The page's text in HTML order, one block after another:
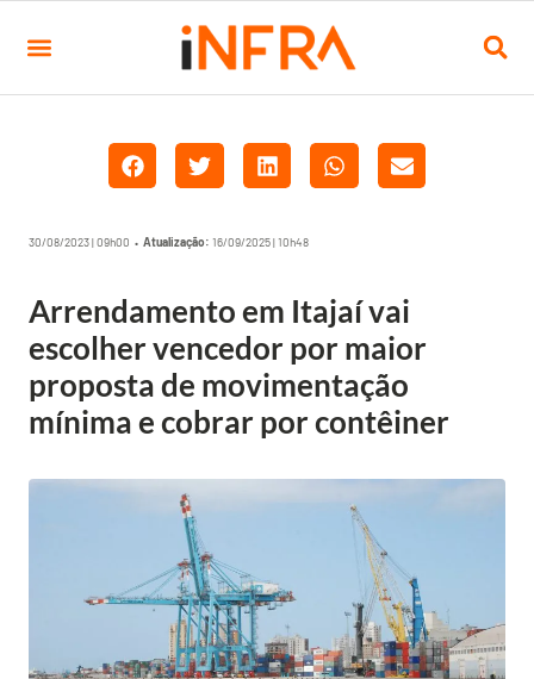
30/08/2023 | 09h00 • Atualização: 16/09/2025 | 10h48
Arrendamento em Itajaí vai
escolher vencedor por maior
proposta de movimentação
mínima e cobrar por contêiner